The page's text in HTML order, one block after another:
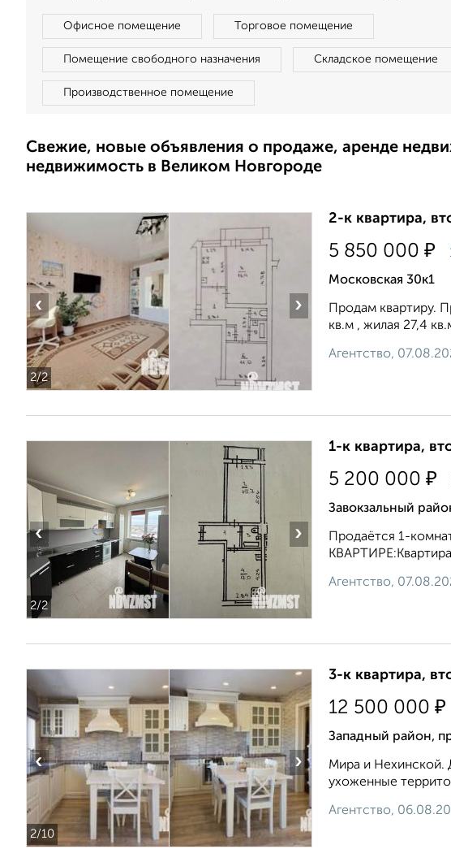
Офисное помещение Торговое помещение
Помещение свободного назначения Складское помещение
Производственное помещение
Свежие, новые объявления о продаже, аренде
недвижимость в Великом Новгороде
2/2
‹ ›
2-к квартира,
5 850 000 ₽
Московская 30к1
Продам квартиру.
кв.м , жилая 27,4
Агентство,
2/2
‹ ›
1-к квартира,
5 200 000 ₽
Завокзальный
Продaётcя 1-
Агентство,
2/10
‹ ›
3-к квартира,
12 500 000 ₽
Западный район,
Мира и Нехинской.
ухоженные
Агентство,